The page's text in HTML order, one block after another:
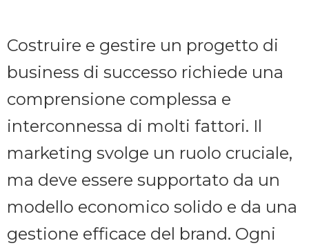
Costruire e gestire un progetto di
business di successo richiede una
comprensione complessa e
interconnessa di molti fattori. Il
marketing svolge un ruolo cruciale,
ma deve essere supportato da un
modello economico solido e da una
gestione efficace del brand. Ogni